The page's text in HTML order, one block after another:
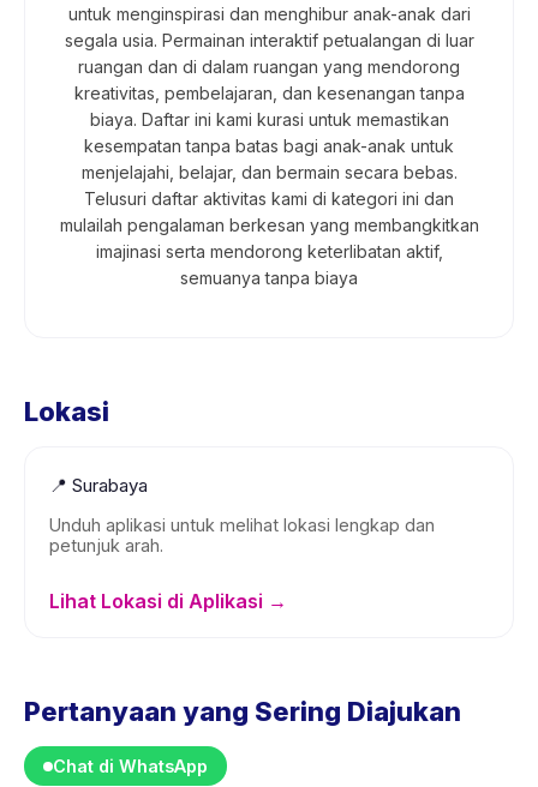
untuk menginspirasi dan menghibur anak-anak dari
segala usia. Permainan interaktif petualangan di luar
ruangan dan di dalam ruangan yang mendorong
kreativitas, pembelajaran, dan kesenangan tanpa
biaya. Daftar ini kami kurasi untuk memastikan
kesempatan tanpa batas bagi anak-anak untuk
menjelajahi, belajar, dan bermain secara bebas.
Telusuri daftar aktivitas kami di kategori ini dan
mulailah pengalaman berkesan yang membangkitkan
imajinasi serta mendorong keterlibatan aktif,
semuanya tanpa biaya
Lokasi
📍 Surabaya
Unduh aplikasi untuk melihat lokasi lengkap dan
petunjuk arah.
Lihat Lokasi di Aplikasi →
Pertanyaan yang Sering Diajukan
Chat di WhatsApp